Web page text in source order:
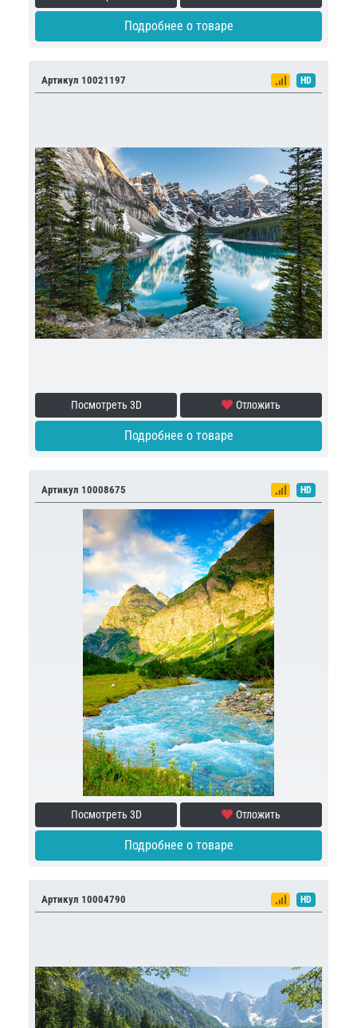
Подробнее о товаре
Артикул 10021197 HD
Посмотреть 3D Отложить
Подробнее о товаре
Артикул 10008675 HD
Посмотреть 3D Отложить
Подробнее о товаре
Артикул 10004790 HD